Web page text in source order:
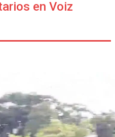
en Voiz